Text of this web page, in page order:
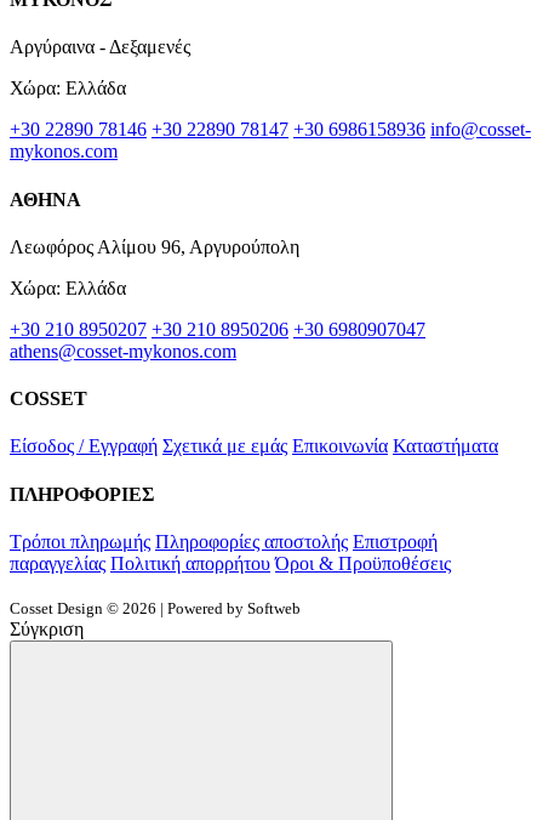
Αργύραινα - Δεξαμενές
Χώρα: Ελλάδα
+30 22890 78146 +30 22890 78147 +30 6986158936 info@cosset-
mykonos.com
ΑΘΗΝΑ
Λεωφόρος Αλίμου 96, Αργυρούπολη
Χώρα: Ελλάδα
+30 210 8950207 +30 210 8950206 +30 6980907047
athens@cosset-mykonos.com
COSSET
Είσοδος / Εγγραφή Σχετικά με εμάς Επικοινωνία Καταστήματα
ΠΛΗΡΟΦΟΡΙΕΣ
Τρόποι πληρωμής Πληροφορίες αποστολής Επιστροφή
παραγγελίας Πολιτική απορρήτου Όροι & Προϋποθέσεις
Cosset Design © 2026 | Powered by Softweb
Σύγκριση